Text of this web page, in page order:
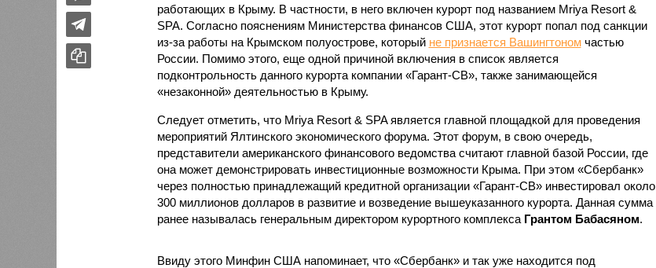
работающих в Крыму. В частности, в него включен курорт под названием Mriya Resort &
SPA. Согласно пояснениям Министерства финансов США, этот курорт попал под санкции
из-за работы на Крымском полуострове, который не признается Вашингтономчастью
России. Помимо этого, еще одной причиной включения в список является
подконтрольность данного курорта компании «Гарант-СВ», также занимающейся
«незаконной» деятельностью в Крыму.
Следует отметить, что Mriya Resort & SPA является главной площадкой для проведения
мероприятий Ялтинского экономического форума. Этот форум, в свою очередь,
представители американского финансового ведомства считают главной базой России, где
она может демонстрировать инвестиционные возможности Крыма. При этом «Сбербанк»
через полностью принадлежащий кредитной организации «Гарант-СВ» инвестировал около
300 миллионов долларов в развитие и возведение вышеуказанного курорта. Данная сумма
ранее называлась генеральным директором курортного комплекса Грантом Бабасяном.
Ввиду этого Минфин США напоминает, что «Сбербанк» и так уже находится под